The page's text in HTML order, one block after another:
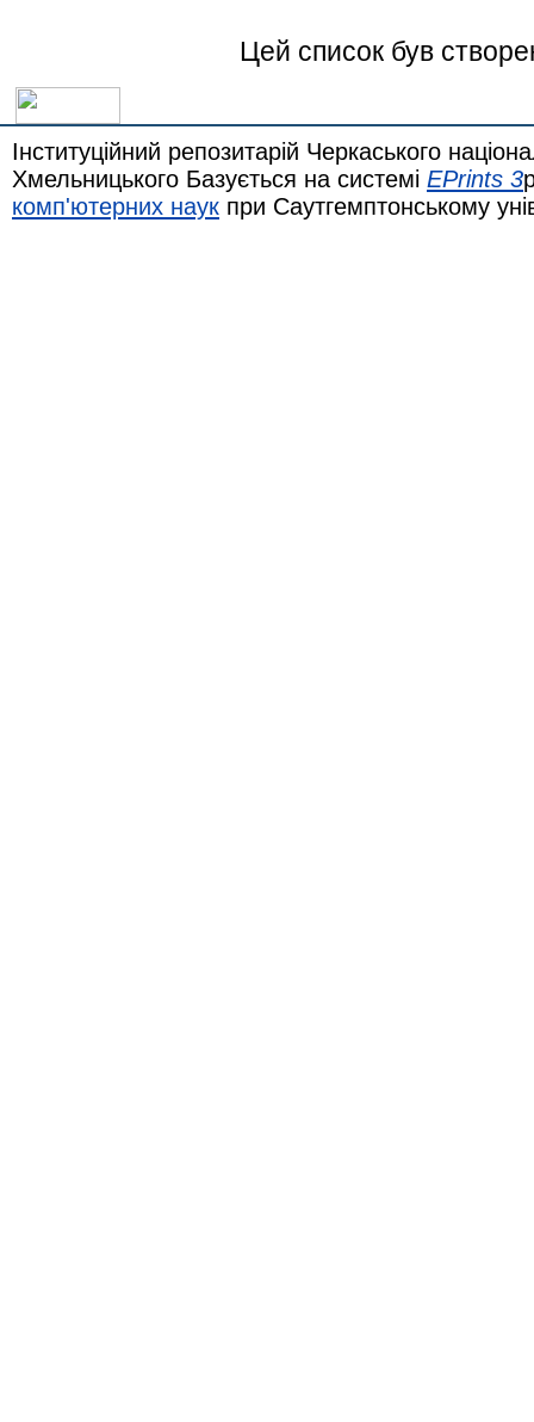
Цей список був
Інституційний репозитарій Черкаського
Хмельницького Базується на системі EPrints 3
комп'ютерних наук при Саутгемптонському